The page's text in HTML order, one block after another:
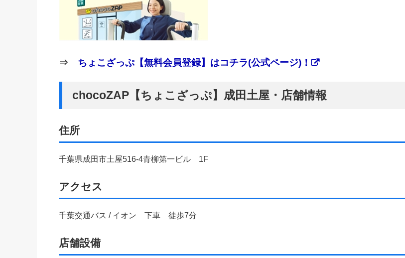
⇒ ちょこざっぷ【無料会員登録】はコチラ(公式ページ)！
chocoZAP【ちょこざっぷ】成田土屋・店舗情報
住所
千葉県成田市土屋516-4青柳第一ビル 1F
アクセス
千葉交通バス / イオン 下車 徒歩7分
店舗設備